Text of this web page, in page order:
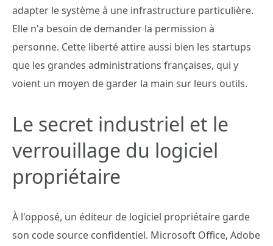
adapter le système à une infrastructure particulière.
Elle n'a besoin de demander la permission à
personne. Cette liberté attire aussi bien les startups
que les grandes administrations françaises, qui y
voient un moyen de garder la main sur leurs outils.
Le secret industriel et le
verrouillage du logiciel
propriétaire
À l'opposé, un éditeur de logiciel propriétaire garde
son code source confidentiel. Microsoft Office, Adobe